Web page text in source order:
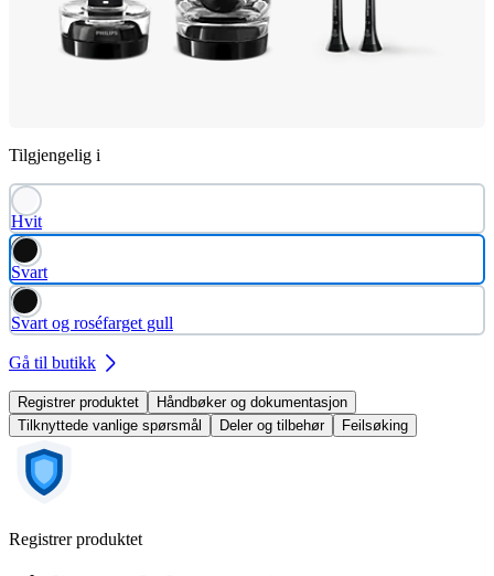
Tilgjengelig i
Hvit
Svart
Svart og roséfarget gull
Gå til butikk
Registrer produktet
Håndbøker og dokumentasjon
Tilknyttede vanlige spørsmål
Deler og tilbehør Feilsøking
Registrer produktet